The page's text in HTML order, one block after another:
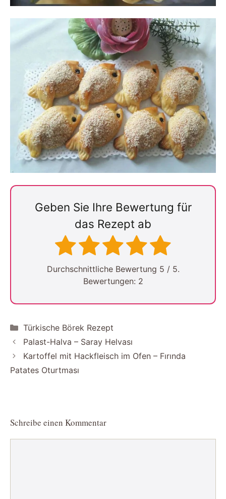
Geben Sie Ihre Bewertung für
das Rezept ab
Durchschnittliche Bewertung 5 / 5.
Bewertungen: 2
Kategorien
Türkische Börek Rezept
Palast-Halva – Saray Helvası
Kartoffel mit Hackfleisch im Ofen – Fırında
Patates Oturtması
Schreibe einen Kommentar